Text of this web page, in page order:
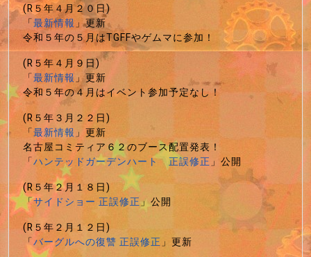
(R５年４月２０日)
「最新情報」更新
令和５年の５月はTGFFやゲムマに参加！
(R５年４月９日)
「最新情報」更新
令和５年の４月はイベント参加予定なし！
(R５年３月２２日)
「最新情報」更新
名古屋コミティア６２のブース配置発表！
「ハンテッドガーデンハート 正誤修正」公開
(R５年２月１８日)
「サイドショー 正誤修正」公開
(R５年２月１２日)
「バーグルへの復讐 正誤修正」更新